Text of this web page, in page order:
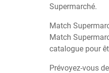
Supermarché.
Match
Match
catalogue pour
Prévoyez-vous